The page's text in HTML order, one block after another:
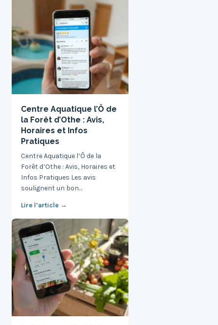
Centre Aquatique l’Ô de
la Forêt d’Othe : Avis,
Horaires et Infos
Pratiques
Centre Aquatique l’Ô de la
Forêt d’Othe : Avis, Horaires et
Infos Pratiques Les avis
soulignent un bon…
Lire l’article →